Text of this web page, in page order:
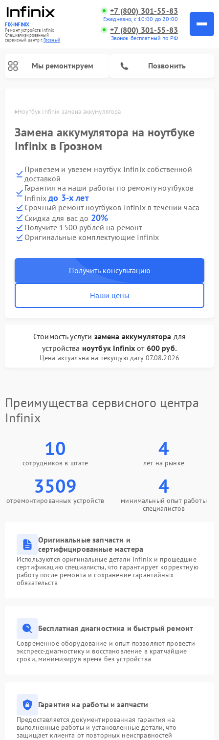
FIX-INFINIX
Ремонт устройств Infinix
Специализированный
cервисный центр г.Грозный
+7 (800) 301-55-83
Ежедневно, с 10:00 до 20:00
+7 (800) 301-55-83
Звонок бесплатный по РФ
Мы ремонтируем Позвонить
Ноутбук Infinix замена аккумулятора
Замена аккумулятора на ноутбуке
Infinix в Грозном
Привезем и увезем ноутбук Infinix собственной
доставкой
Гарантия на наши работы по ремонту ноутбуков
Infinixдо 3-х лет
Срочный ремонт ноутбуков Infinix в течении часа
Скидка для вас до 20%
Получите 1500 рублей на ремонт
Оригинальные комплектующие Infinix
Получить консультацию
Наши цены
Стоимость услуги замена аккумулятора для
устройства ноутбук Infinix от 600 руб.
Цена актуальна на текущую дату 07.08.2026
Преимущества сервисного центра
Infinix
10
сотрудников в штате
4
лет на рынке
3509
отремонтированных устройств
4
минимальный опыт работы
специалистов
Оригинальные запчасти и
сертифицированные мастера
Используются оригинальные детали Infinix и прошедшие
сертификацию специалисты, что гарантирует корректную
работу после ремонта и сохранение гарантийных
обязательств
Бесплатная диагностика и быстрый ремонт
Современное оборудование и опыт позволяют провести
экспресс-диагностику и восстановление в кратчайшие
сроки, минимизируя время без устройства
Гарантия на работы и запчасти
Предоставляется документированная гарантия на
выполненные работы и установленные детали, что
защищает клиента от повторных неисправностей